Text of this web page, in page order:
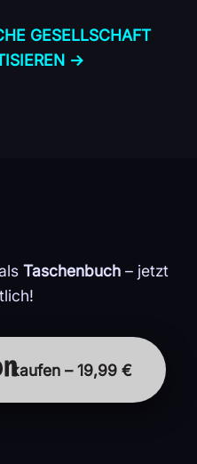
GESELLSCHAFT
→
Taschenbuch – jetzt
kaufen – 19,99 €